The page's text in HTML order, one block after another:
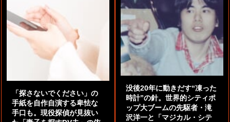
「探さないでください」の
手紙を自作自演する卑怯な
手口も。現役探偵が見抜い
没後20年に動きだす“凍った
時計”の針。世界的シティポ
ップ大ブームの先駆者・滝
沢洋一と「マジカル・シテ